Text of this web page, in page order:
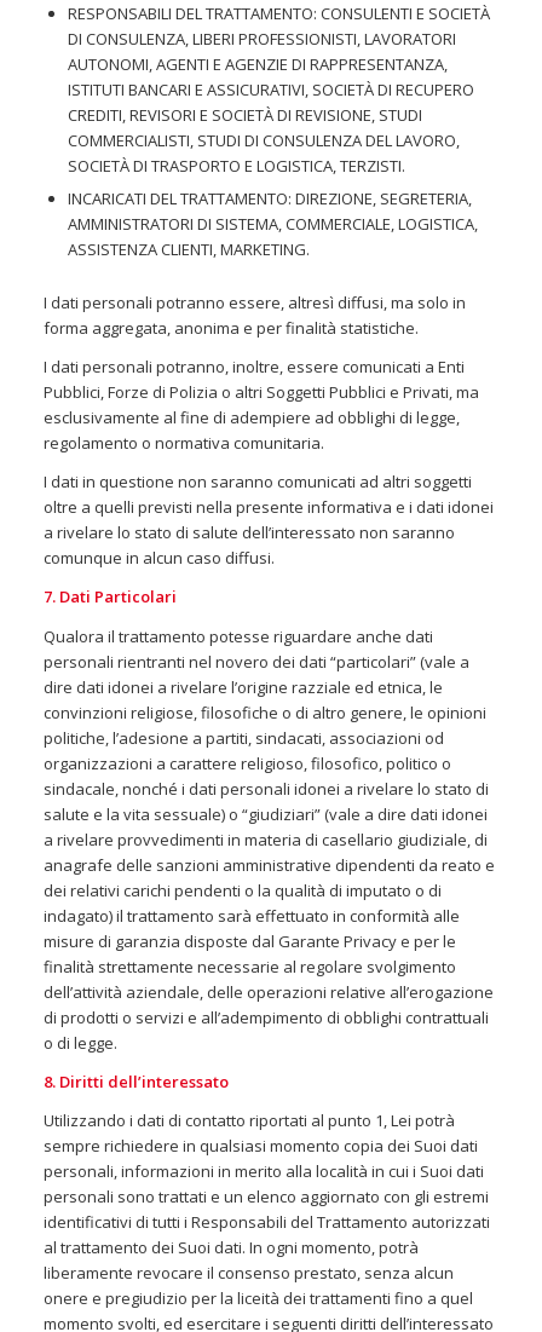
RESPONSABILI DEL TRATTAMENTO: CONSULENTI E SOCIETÀ
DI CONSULENZA, LIBERI PROFESSIONISTI, LAVORATORI
AUTONOMI, AGENTI E AGENZIE DI RAPPRESENTANZA,
ISTITUTI BANCARI E ASSICURATIVI, SOCIETÀ DI RECUPERO
CREDITI, REVISORI E SOCIETÀ DI REVISIONE, STUDI
COMMERCIALISTI, STUDI DI CONSULENZA DEL LAVORO,
SOCIETÀ DI TRASPORTO E LOGISTICA, TERZISTI.
INCARICATI DEL TRATTAMENTO: DIREZIONE, SEGRETERIA,
AMMINISTRATORI DI SISTEMA, COMMERCIALE, LOGISTICA,
ASSISTENZA CLIENTI, MARKETING.
I dati personali potranno essere, altresì diffusi, ma solo in
forma aggregata, anonima e per finalità statistiche.
I dati personali potranno, inoltre, essere comunicati a Enti
Pubblici, Forze di Polizia o altri Soggetti Pubblici e Privati, ma
esclusivamente al fine di adempiere ad obblighi di legge,
regolamento o normativa comunitaria.
I dati in questione non saranno comunicati ad altri soggetti
oltre a quelli previsti nella presente informativa e i dati idonei
a rivelare lo stato di salute dell’interessato non saranno
comunque in alcun caso diffusi.
7. Dati Particolari
Qualora il trattamento potesse riguardare anche dati
personali rientranti nel novero dei dati “particolari” (vale a
dire dati idonei a rivelare l’origine razziale ed etnica, le
convinzioni religiose, filosofiche o di altro genere, le opinioni
politiche, l’adesione a partiti, sindacati, associazioni od
organizzazioni a carattere religioso, filosofico, politico o
sindacale, nonché i dati personali idonei a rivelare lo stato di
salute e la vita sessuale) o “giudiziari” (vale a dire dati idonei
a rivelare provvedimenti in materia di casellario giudiziale, di
anagrafe delle sanzioni amministrative dipendenti da reato e
dei relativi carichi pendenti o la qualità di imputato o di
indagato) il trattamento sarà effettuato in conformità alle
misure di garanzia disposte dal Garante Privacy e per le
finalità strettamente necessarie al regolare svolgimento
dell’attività aziendale, delle operazioni relative all’erogazione
di prodotti o servizi e all’adempimento di obblighi contrattuali
o di legge.
8. Diritti dell’interessato
Utilizzando i dati di contatto riportati al punto 1, Lei potrà
sempre richiedere in qualsiasi momento copia dei Suoi dati
personali, informazioni in merito alla località in cui i Suoi dati
personali sono trattati e un elenco aggiornato con gli estremi
identificativi di tutti i Responsabili del Trattamento autorizzati
al trattamento dei Suoi dati. In ogni momento, potrà
liberamente revocare il consenso prestato, senza alcun
onere e pregiudizio per la liceità dei trattamenti fino a quel
momento svolti, ed esercitare i seguenti diritti dell’interessato